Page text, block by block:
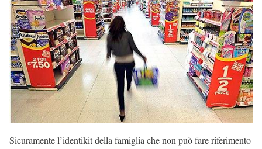
Sicuramente l’identikit della famiglia che non può fare riferimento